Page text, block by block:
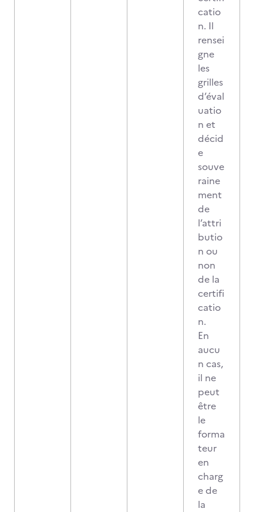
catio
n. Il
rensei
gne
les
grilles
d’éval
uatio
n et
décid
e
souve
raine
ment
de
l’attri
butio
n ou
non
de la
certifi
catio
n.
En
aucu
n cas,
il ne
peut
être
le
forma
teur
en
charg
e de
la